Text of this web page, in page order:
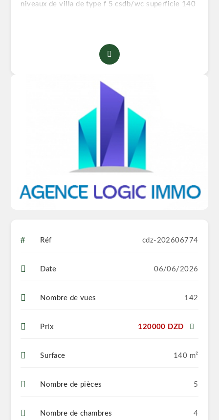
niveaux de villa de type f 5 csdb/wc superficie 140
Réf cdz-202606774
Date 06/06/2026
Nombre de vues 142
Prix 120000 DZD
Surface 140 m²
Nombre de pièces 5
Nombre de chambres 4